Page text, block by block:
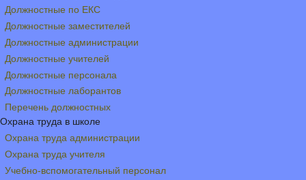
Должностные по ЕКС
Должностные заместителей
Должностные администрации
Должностные учителей
Должностные персонала
Должностные лаборантов
Перечень должностных
Охрана труда в школе
Охрана труда администрации
Охрана труда учителя
Учебно-вспомогательный персонал